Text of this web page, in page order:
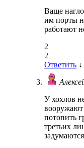
Ваще
им порты
работают
2
2
Ответить ↓
У хохлов
вооружают
потопить
третьих